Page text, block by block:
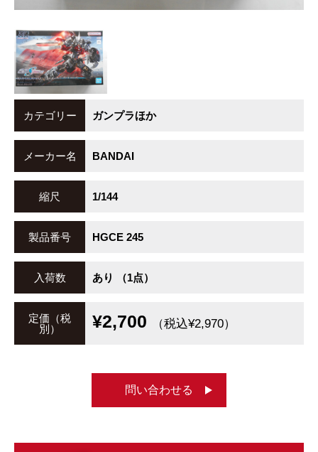
カテゴリー ガンプラほか
メーカー名 BANDAI
縮尺 1/144
製品番号 HGCE 245
入荷数 あり （1点）
定価（税
別）
¥2,700 （税込¥2,970）
問い合わせる